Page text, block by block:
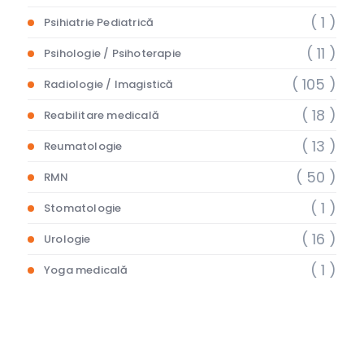
Psihiatrie Pediatrică ( 1 )
Psihologie / Psihoterapie ( 11 )
Radiologie / Imagistică ( 105 )
Reabilitare medicală ( 18 )
Reumatologie ( 13 )
RMN ( 50 )
Stomatologie ( 1 )
Urologie ( 16 )
Yoga medicală ( 1 )